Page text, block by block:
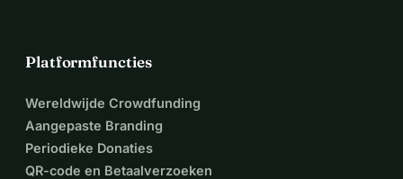
Platformfuncties
Wereldwijde Crowdfunding
Aangepaste Branding
Periodieke Donaties
QR-code en Betaalverzoeken